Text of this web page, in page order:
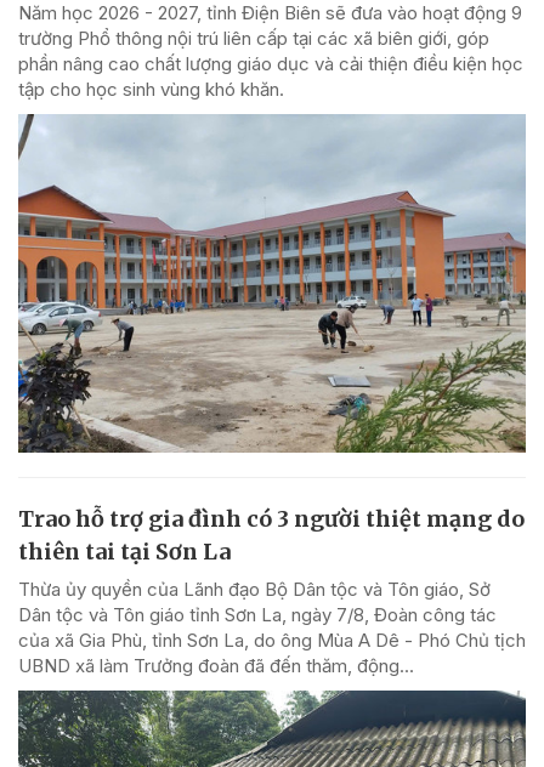
Năm học 2026 - 2027, tỉnh Điện Biên sẽ đưa vào hoạt động 9
trường Phổ thông nội trú liên cấp tại các xã biên giới, góp
phần nâng cao chất lượng giáo dục và cải thiện điều kiện học
tập cho học sinh vùng khó khăn.
Trao hỗ trợ gia đình có 3 người thiệt mạng do
thiên tai tại Sơn La
Thừa ủy quyền của Lãnh đạo Bộ Dân tộc và Tôn giáo, Sở
Dân tộc và Tôn giáo tỉnh Sơn La, ngày 7/8, Đoàn công tác
của xã Gia Phù, tỉnh Sơn La, do ông Mùa A Dê - Phó Chủ tịch
UBND xã làm Trưởng đoàn đã đến thăm, động...